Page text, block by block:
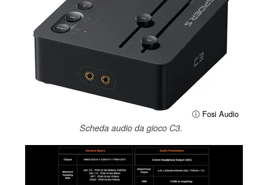
ⓘ Fosi Audio
Scheda audio da gioco C3.